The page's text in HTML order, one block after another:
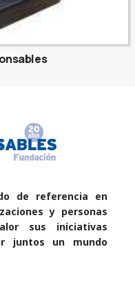
de referencia en
y personas
sus iniciativas
juntos un mundo